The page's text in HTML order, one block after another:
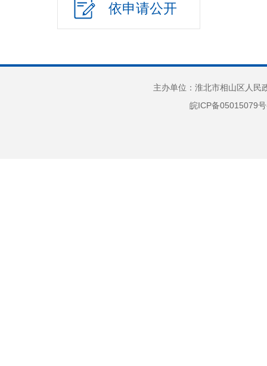
“双随机一公开”
依申请公开
主办单位：淮北市相山区人
皖ICP备05015079